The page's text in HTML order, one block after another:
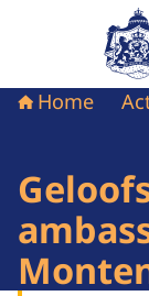
Home